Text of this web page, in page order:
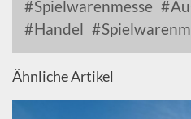
Spielwarenmesse
Handel
Ähnliche Artikel